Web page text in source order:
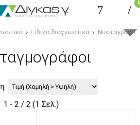
0
Ειδικά διαγνωστικά
1 - 2 / 2 (1 Σελ.)